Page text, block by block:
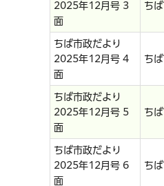
2025年12月号 3
面
ち
ちば市政だより
2025年12月号 4
面
ち
ちば市政だより
2025年12月号 5
面
ち
ちば市政だより
2025年12月号 6
面
ち